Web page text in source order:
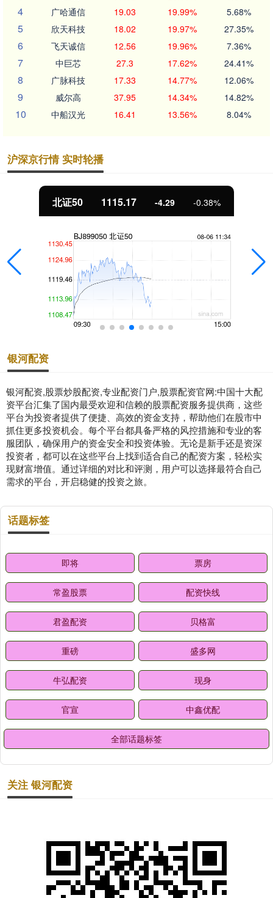
4 广哈通信 19.03 19.99% 5.68%
5 欣天科技 18.02 19.97% 27.35%
6 飞天诚信 12.56 19.96% 7.36%
7 中巨芯 27.3 17.62% 24.41%
8 广脉科技 17.33 14.77% 12.06%
9 威尔高 37.95 14.34% 14.82%
10 中船汉光 16.41 13.56% 8.04%
沪深京行情 实时轮播
北证50 1115.17 -4.29 -0.38%
银河配资
银河配资,股票炒股配资,专业配资门户,股票配资官网:中国十大配
资平台汇集了国内最受欢迎和信赖的股票配资服务提供商，这些
平台为投资者提供了便捷、高效的资金支持，帮助他们在股市中
抓住更多投资机会。每个平台都具备严格的风控措施和专业的客
服团队，确保用户的资金安全和投资体验。无论是新手还是资深
投资者，都可以在这些平台上找到适合自己的配资方案，轻松实
现财富增值。通过详细的对比和评测，用户可以选择最符合自己
需求的平台，开启稳健的投资之旅。
话题标签
即将 票房
常盈股票 配资快线
君盈配资 贝格富
重磅 盛多网
牛弘配资 现身
官宣 中鑫优配
全部话题标签
关注 银河配资